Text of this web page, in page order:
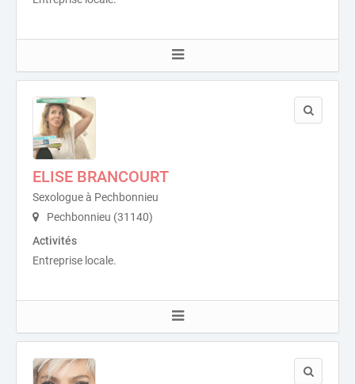
ELISE BRANCOURT
Sexologue à Pechbonnieu
Pechbonnieu (31140)
Activités
Entreprise locale.